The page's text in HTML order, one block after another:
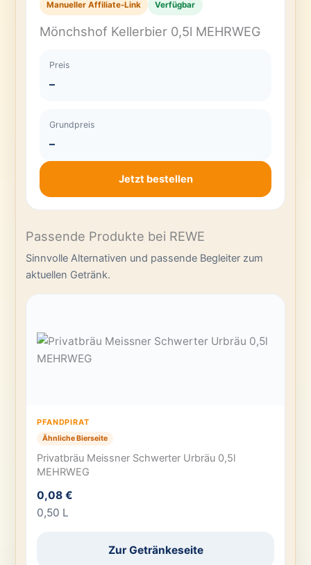
Manueller Affiliate-Link Verfügbar
Mönchshof Kellerbier 0,5l MEHRWEG
Preis
–
Grundpreis
–
Jetzt bestellen
Passende Produkte bei REWE
Sinnvolle Alternativen und passende Begleiter zum
aktuellen Getränk.
PFANDPIRAT
Ähnliche Bierseite
Privatbräu Meissner Schwerter Urbräu 0,5l
MEHRWEG
0,08 €
0,50 L
Zur Getränkeseite